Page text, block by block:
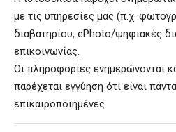
με τις υπηρεσίες μας (π.χ.
διαβατηρίου, ePhoto/ψηφιακές
επικοινωνίας.
Οι πληροφορίες ενημερώνονται
παρέχεται εγγύηση ότι είναι
επικαιροποιημένες.